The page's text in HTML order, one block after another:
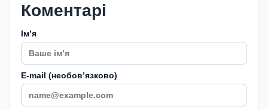
Коментарі
Імʼя
E-mail (необовʼязково)